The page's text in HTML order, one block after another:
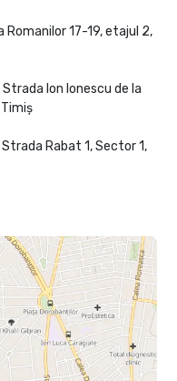
Romanilor 17-19, etajul 2,
Ion Ionescu de la
Timiș
Rabat 1, Sector 1,